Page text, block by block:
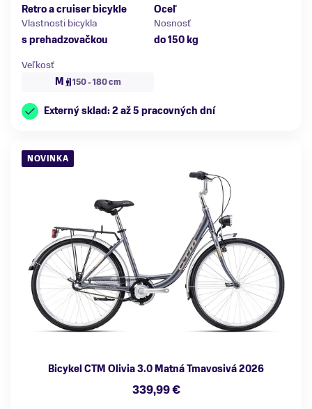
Retro a cruiser bicykle
Oceľ
Vlastnosti bicykla
s prehadzovačkou
Nosnosť
do 150 kg
Veľkosť
M
150 - 180 cm
Externý sklad: 2 až 5 pracovných dní
NOVINKA
Bicykel CTM Olivia 3.0 Matná Tmavosivá 2026
339,99 €